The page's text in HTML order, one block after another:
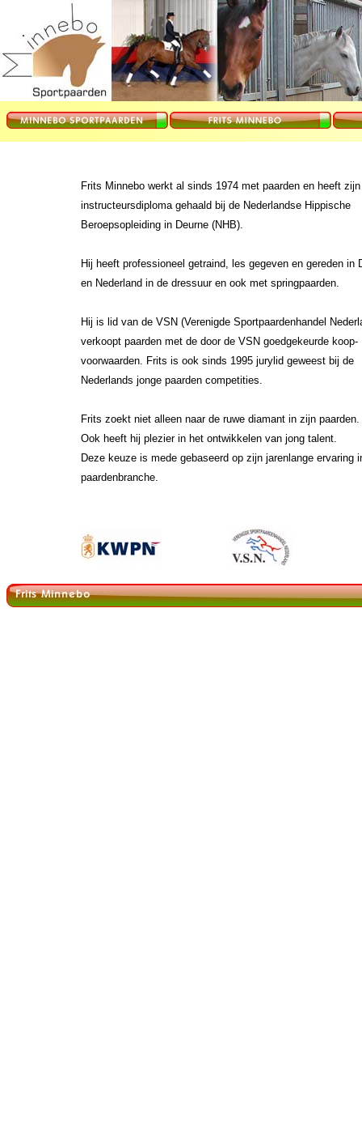
Frits Minnebo werkt al sinds 1974 met paarden en heeft zijn
instructeursdiploma gehaald bij de Nederlandse Hippische
Beroepsopleiding in Deurne (NHB).
Hij heeft professioneel getraind, les gegeven en gereden in
en Nederland in de dressuur en ook met springpaarden.
Hij is lid van de VSN (Verenigde Sportpaardenhandel
verkoopt paarden met de door de VSN goedgekeurde koop-
voorwaarden. Frits is ook sinds 1995 jurylid geweest bij de
Nederlands jonge paarden competities.
Frits zoekt niet alleen naar de ruwe diamant in zijn paarden.
Ook heeft hij plezier in het ontwikkelen van jong talent.
Deze keuze is mede gebaseerd op zijn jarenlange ervaring
paardenbranche.